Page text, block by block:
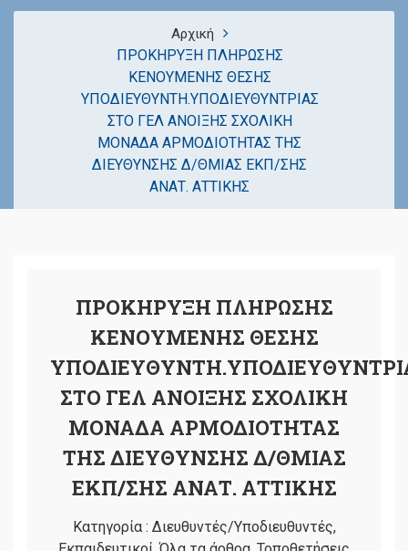
Αρχική
ΠΡΟΚΗΡΥΞΗ ΠΛΗΡΩΣΗΣ
ΚΕΝΟΥΜΕΝΗΣ ΘΕΣΗΣ
ΥΠΟΔΙΕΥΘΥΝΤΗ.ΥΠΟΔΙΕΥΘΥΝΤΡΙΑΣ
ΣΤΟ ΓΕΛ ΑΝΟΙΞΗΣ ΣΧΟΛΙΚΗ
ΜΟΝΑΔΑ ΑΡΜΟΔΙΟΤΗΤΑΣ ΤΗΣ
ΔΙΕΥΘΥΝΣΗΣ Δ/ΘΜΙΑΣ ΕΚΠ/ΣΗΣ
ΑΝΑΤ. ΑΤΤΙΚΗΣ
ΠΡΟΚΗΡΥΞΗ ΠΛΗΡΩΣΗΣ
ΚΕΝΟΥΜΕΝΗΣ ΘΕΣΗΣ
ΣΤΟ ΓΕΛ ΑΝΟΙΞΗΣ ΣΧΟΛΙΚΗ
ΜΟΝΑΔΑ ΑΡΜΟΔΙΟΤΗΤΑΣ
ΤΗΣ ΔΙΕΥΘΥΝΣΗΣ Δ/ΘΜΙΑΣ
ΕΚΠ/ΣΗΣ ΑΝΑΤ. ΑΤΤΙΚΗΣ
Κατηγορία : Διευθυντές/Υποδιευθυντές,